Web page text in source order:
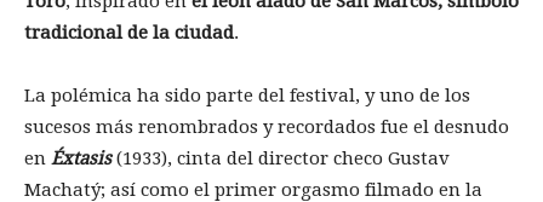
tradicional de la ciudad.
La polémica ha sido parte del festival, y uno de los
sucesos más renombrados y recordados fue el desnudo
en Éxtasis(1933), cinta del director checo Gustav
Machatý; así como el primer orgasmo filmado en la